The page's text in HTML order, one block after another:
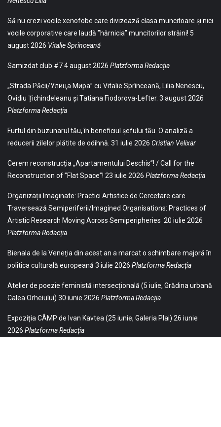
Să nu crezi vocile xenofobe care divizează clasa muncitoare și nici
vocile corporative care laudă ”hărnicia” muncitorilor străini! 5
august 2026 Vitalie Sprînceană
Samizdat club #74 august 2026 Platzforma Redacția
„Strada Păcii/Улица Мира” cu Vitalie Sprînceană, Lilia Nenescu,
Ovidiu Țichindeleanu și Tatiana Fiodorova-Lefter. 3 august 2026
Platzforma Redacția
Furtul din buzunarul tău, în beneficiul șefului tău. O analiză a
reducerii zilelor plătite de odihnă. 31 iulie 2026 Cristian Velixar
Cerem reconstrucția „Apartamentului Deschis”! / Call for the
Reconstruction of ”Flat Space”! 23 iulie 2026 Platzforma Redacția
Organizații Imaginate: Practici Artistice de Cercetare care
Traversează Semiperiferii/Imagined Organisations: Practices of
Artistic Research Moving Across Semiperipheries 20 iulie 2026
Platzforma Redacția
Bienala de la Veneția din acest an a marcat o schimbare majoră în
politica culturală europeană 3 iulie 2026 Platzforma Redacția
Atelier de poezie feministă intersecțională (5 iulie, Grădina urbană
Calea Orheiului) 30 iunie 2026 Platzforma Redacția
Expoziția CÂMP de Ivan Kavtea (25 iunie, Galeria Plai) 26 iunie
2026 Platzforma Redacția